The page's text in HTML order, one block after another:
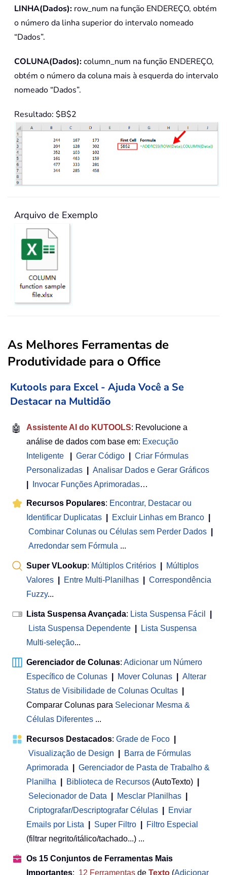
LINHA(Dados): row_num na função ENDEREÇO, obtém
o número da linha superior do intervalo nomeado
“Dados”.
COLUNA(Dados):column_num na função ENDEREÇO,
obtém o número da coluna mais à esquerda do intervalo
nomeado “Dados”.
Resultado: $B$2
Arquivo de Exemplo
As Melhores Ferramentas de
Produtividade para o Office
Kutools para Excel - Ajuda Você a Se
Destacar na Multidão
🤖 Assistente AI do KUTOOLS: Revolucione a
análise de dados com base em: Execução
Inteligente
Gerar Código
Criar Fórmulas
Personalizadas
Analisar Dados e Gerar Gráficos
Invocar Funções Aprimoradas…
Recursos Populares: Encontrar, Destacar ou
Identificar Duplicatas
Excluir Linhas em Branco
Combinar Colunas ou Células sem Perder Dados
Arredondar sem Fórmula ...
Super VLookup: Múltiplos Critérios
Múltiplos
Valores
Entre Multi-Planilhas
Correspondência
Fuzzy...
Lista Suspensa Avançada: Lista Suspensa Fácil
Lista Suspensa Dependente
Lista Suspensa
Multi-seleção...
Gerenciador de Colunas: Adicionar um Número
Específico de Colunas
Mover Colunas
Alterar
Status de Visibilidade de Colunas Ocultas
Comparar Colunas para Selecionar Mesma &
Células Diferentes ...
Recursos Destacados: Grade de Foco
Visualização de Design
Barra de Fórmulas
Aprimorada
Gerenciador de Pasta de Trabalho &
Planilha
Biblioteca de Recursos (AutoTexto)
Selecionador de Data
Mesclar Planilhas
Criptografar/Descriptografar Células
Enviar
Emails por Lista
Super Filtro
Filtro Especial
(filtrar negrito/itálico/tachado...) ...
Os 15 Conjuntos de Ferramentas Mais
Importantes: 12 Ferramentas de Texto (Adicionar